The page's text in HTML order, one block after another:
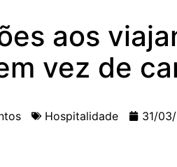
aos
vez de
Hospitalidade 31/